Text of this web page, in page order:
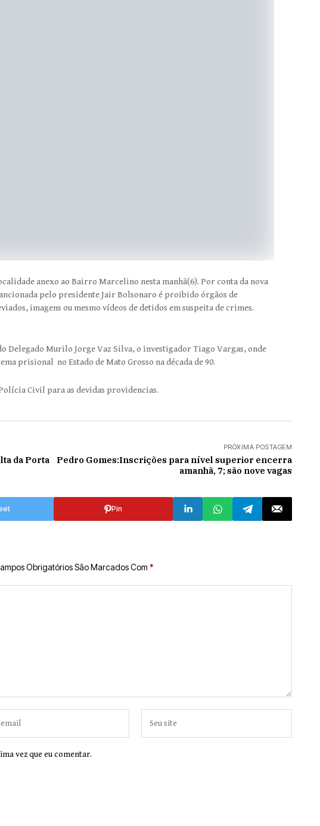
anexo ao Bairro Marcelino nesta manhã(6). Por conta da nova
sancionada pelo presidente Jair Bolsonaro é proibido órgãos de
imagens ou mesmo vídeos de detidos em suspeita de crimes.
Delegado Murilo Jorge Vaz Silva, o investigador Tiago Vargas, onde
prisional no Estado de Mato Grosso na década de 90.
Civil para as devidas providencias.
da Porta
PRÓXIMA POSTAGEM
Pedro Gomes:Inscrições para nível superior encerra
amanhã, 7; são nove vagas
Pin
Obrigatórios São Marcados Com *
vez que eu comentar.